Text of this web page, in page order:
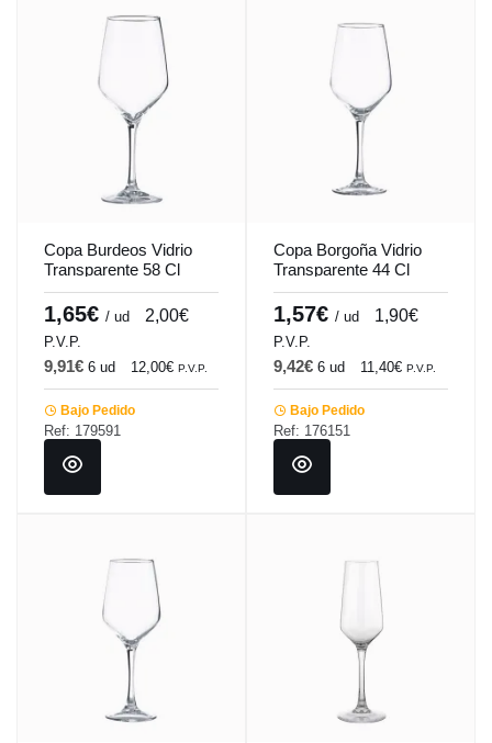
Copa Burdeos Vidrio
Transparente 58 Cl
Mencia-Tensionada
Vicrila
1,65€ / ud 2,00€
P.V.P.
9,91€ 6 ud 12,00€ P.V.P.
Bajo Pedido
Ref: 179591
Copa Borgoña Vidrio
Transparente 44 Cl
Mencia-Tensionada
Vicrila
1,57€ / ud 1,90€
P.V.P.
9,42€ 6 ud 11,40€ P.V.P.
Bajo Pedido
Ref: 176151